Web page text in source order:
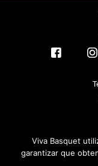
Viva Basquet
garantizar que